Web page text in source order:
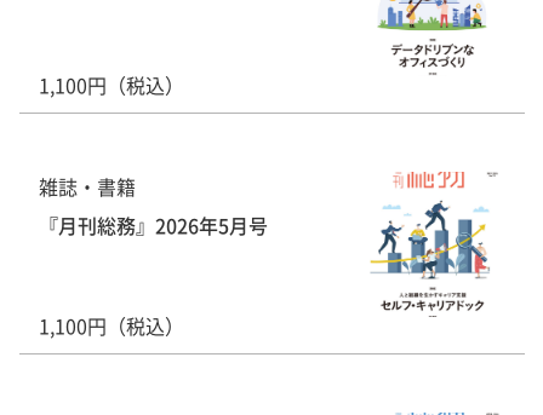
1,100円（税込）
雑誌・書籍
『月刊総務』2026年5月号
1,100円（税込）